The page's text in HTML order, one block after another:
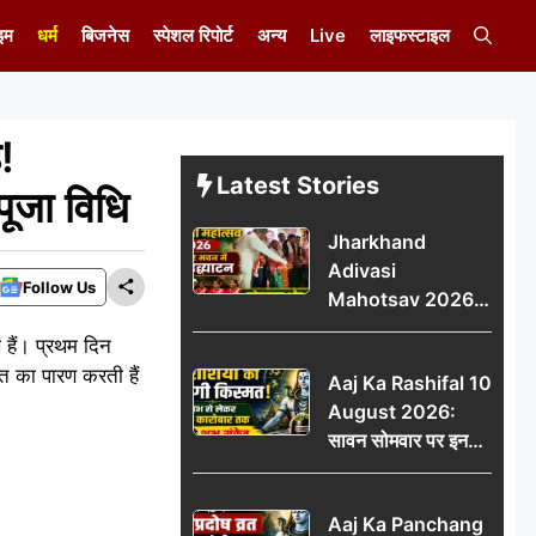
धर्म बिजनेस स्पेशल रिपोर्ट अन्य Live लाइफस्टाइल
विधि
Follow Us
हैं। प्रथम दिन
का पारण करती हैं
Latest Stories
Jharkhand
Adivasi
Mahotsav 2026
का नगर भवन में भव्य
पारंपरिक प्रस्तुतियों ने
मोहा मन
Aaj Ka Rashifal 10
August 2026:
सावन सोमवार पर इन
राशियों की चमकेगी
लेकर नौकरी-कारोबार
Aaj Ka Panchang